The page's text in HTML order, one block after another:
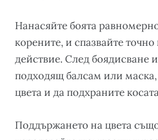
Нанасяйте боята
корените, и спазвайте точно
действие. След боядисване
подходящ балсам или маска,
цвета и да подхраните
Поддържането на цвета